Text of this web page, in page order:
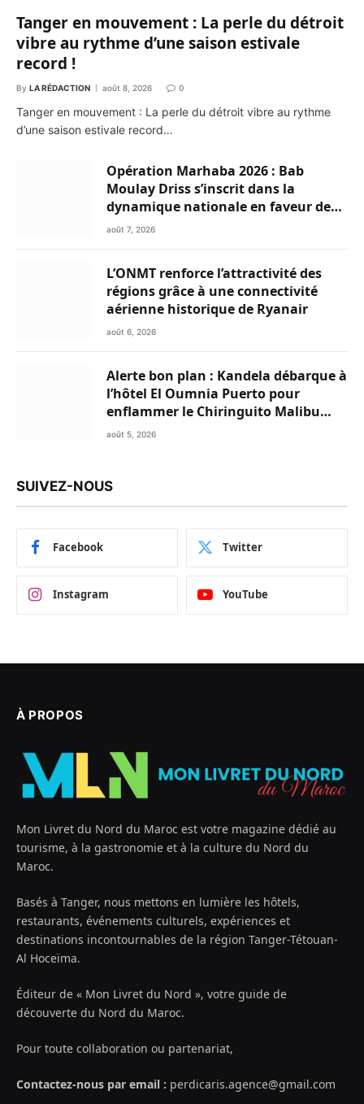
Tanger en mouvement : La perle du détroit
vibre au rythme d’une saison estivale
record !
By LA RÉDACTION août 8, 2026 0
Tanger en mouvement : La perle du détroit vibre au rythme
d’une saison estivale record…
Opération Marhaba 2026 : Bab
Moulay Driss s’inscrit dans la
dynamique nationale en faveur des
Marocains du Monde
août 7, 2026
L’ONMT renforce l’attractivité des
régions grâce à une connectivité
aérienne historique de Ryanair
août 6, 2026
Alerte bon plan : Kandela débarque à
l’hôtel El Oumnia Puerto pour
enflammer le Chiringuito Malibu
Club
août 5, 2026
SUIVEZ-NOUS
Facebook Twitter
Instagram YouTube
À PROPOS
Mon Livret du Nord du Maroc est votre magazine dédié au
tourisme, à la gastronomie et à la culture du Nord du
Maroc.
Basés à Tanger, nous mettons en lumière les hôtels,
restaurants, événements culturels, expériences et
destinations incontournables de la région Tanger-Tétouan-
Al Hoceïma.
Éditeur de « Mon Livret du Nord », votre guide de
découverte du Nord du Maroc.
Pour toute collaboration ou partenariat,
Contactez-nous par email : perdicaris.agence@gmail.com